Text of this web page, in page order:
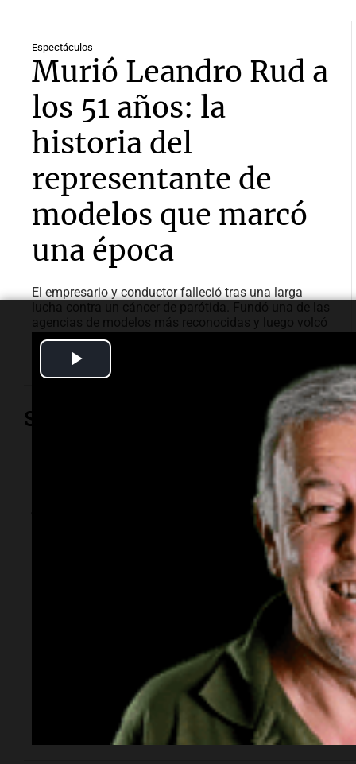
Espectáculos
Murió Leandro Rud a
los 51 años: la
historia del
representante de
modelos que marcó
una época
El empresario y conductor falleció tras una larga
lucha contra un cáncer de parótida. Fundó una de las
agencias de modelos más reconocidas y luego volcó
su historia a la televisión.
Sociedad
Así fue la última
aparición pública de
Jorge Messi junto a
El padre del capitán argentino acompañó a su hijo en
noviembre de 2025, durante un partido decisivo de
Inter Miami por los playoffs de la MLS. Junto a Celia
Cuccittini, presenció el encuentro desde uno de los